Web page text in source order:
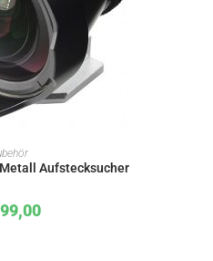
Aufstecksucher